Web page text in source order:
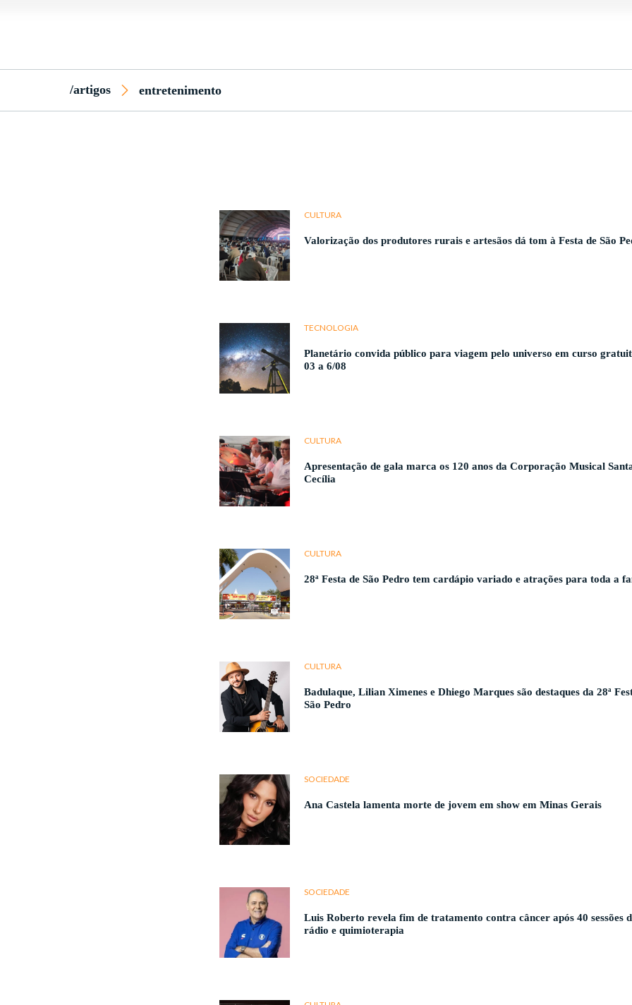
/artigos entretenimento
CULTURA
Valorização dos produtores rurais e artesãos dá tom à Festa de São
TECNOLOGIA
Planetário convida público para viagem pelo universo em curso
03 a 6/08
CULTURA
Apresentação de gala marca os 120 anos da Corporação Musical
Cecília
CULTURA
28ª Festa de São Pedro tem cardápio variado e atrações para toda a
CULTURA
Badulaque, Lilian Ximenes e Dhiego Marques são destaques da 28ª
São Pedro
SOCIEDADE
Ana Castela lamenta morte de jovem em show em Minas Gerais
SOCIEDADE
Luis Roberto revela fim de tratamento contra câncer após 40 sessões
rádio e quimioterapia